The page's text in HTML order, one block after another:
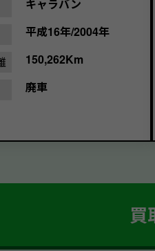
キャラバン
平成16年/2004年
150,262Km
廃車
買